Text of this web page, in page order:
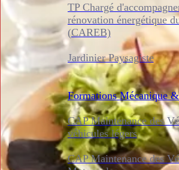
TP Chargé
rénovation énergétique
(CAREB)
Jardinier Paysagiste
Formations Mécanique
CAP Maintenance des
véhicules légers
CAP Maintenance des